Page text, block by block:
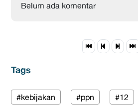
Belum ada komentar
Tags
#kebijakan #ppn #12